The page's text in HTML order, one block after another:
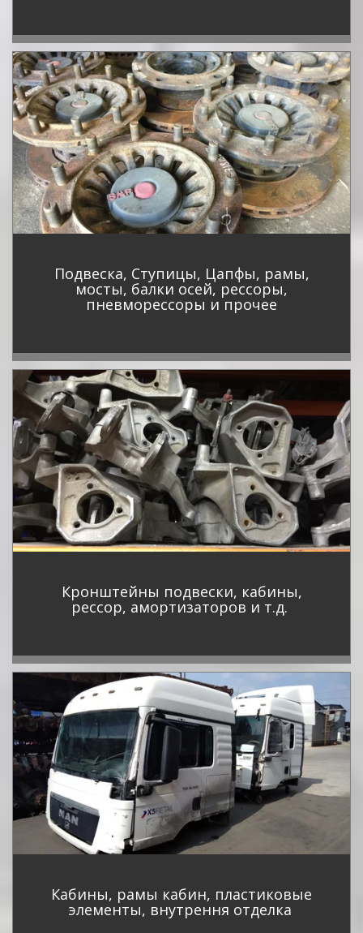
Подвеска, Ступицы, Цапфы, рамы,
мосты, балки осей, рессоры,
пневморессоры и прочее
Кронштейны подвески, кабины,
рессор, амортизаторов и т.д.
Кабины, рамы кабин, пластиковые
элементы, внутрення отделка